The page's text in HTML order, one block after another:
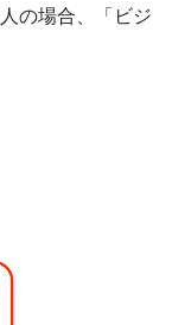
の場合、「ビジ